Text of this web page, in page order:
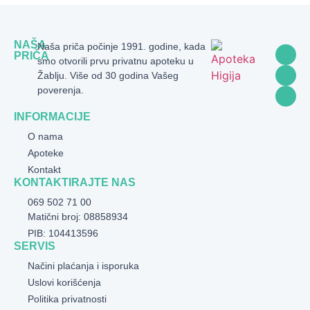
NAŠA
PRIČA
Naša priča počinje 1991. godine, kada
smo otvorili prvu privatnu apoteku u
Žablju. Više od 30 godina Vašeg
poverenja.
INFORMACIJE
O nama
Apoteke
Kontakt
KONTAKTIRAJTE NAS
069 502 71 00
Matični broj: 08858934
PIB: 104413596
SERVIS
Načini plaćanja i isporuka
Uslovi korišćenja
Politika privatnosti